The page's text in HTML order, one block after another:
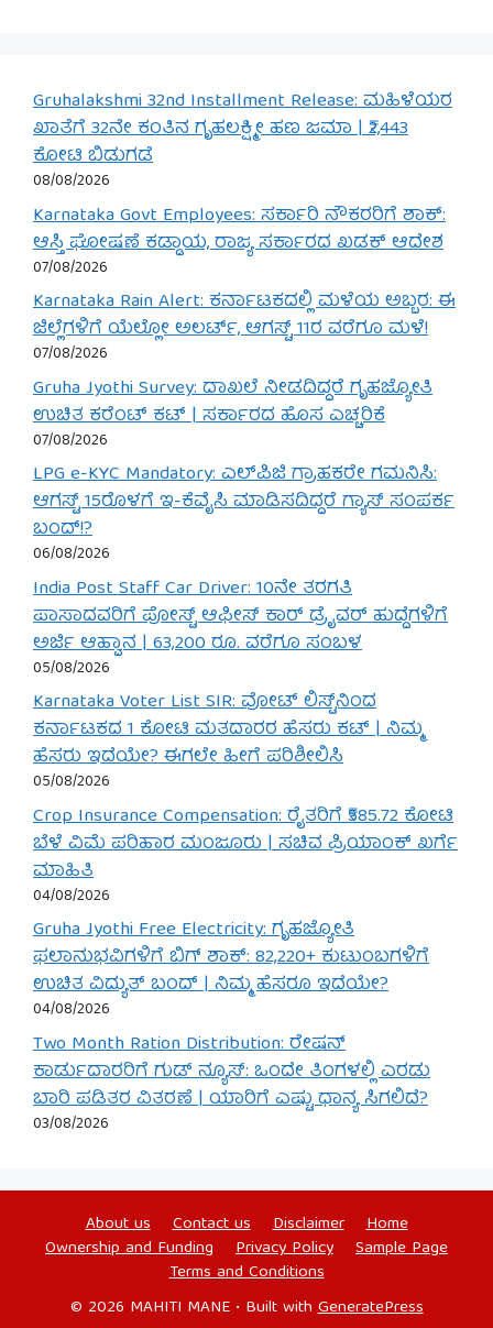
Gruhalakshmi 32nd Installment Release: ಮಹಿಳೆಯರ
ಖಾತೆಗೆ 32ನೇ ಕಂತಿನ ಗೃಹಲಕ್ಷ್ಮೀ ಹಣ ಜಮಾ | ₹2,443
ಕೋಟಿ ಬಿಡುಗಡೆ
08/08/2026
Karnataka Govt Employees: ಸರ್ಕಾರಿ ನೌಕರರಿಗೆ ಶಾಕ್:
ಆಸ್ತಿ ಘೋಷಣೆ ಕಡ್ಡಾಯ, ರಾಜ್ಯ ಸರ್ಕಾರದ ಖಡಕ್ ಆದೇಶ
07/08/2026
Karnataka Rain Alert: ಕರ್ನಾಟಕದಲ್ಲಿ ಮಳೆಯ ಅಬ್ಬರ: ಈ
ಜಿಲ್ಲೆಗಳಿಗೆ ಯೆಲ್ಲೋ ಅಲರ್ಟ್, ಆಗಸ್ಟ್ 11ರ ವರೆಗೂ ಮಳೆ!
07/08/2026
Gruha Jyothi Survey: ದಾಖಲೆ ನೀಡದಿದ್ದರೆ ಗೃಹಜ್ಯೋತಿ
ಉಚಿತ ಕರೆಂಟ್ ಕಟ್ | ಸರ್ಕಾರದ ಹೊಸ ಎಚ್ಚರಿಕೆ
07/08/2026
LPG e-KYC Mandatory: ಎಲ್‌ಪಿಜಿ ಗ್ರಾಹಕರೇ ಗಮನಿಸಿ:
ಆಗಸ್ಟ್ 15ರೊಳಗೆ ಇ-ಕೆವೈಸಿ ಮಾಡಿಸದಿದ್ದರೆ ಗ್ಯಾಸ್ ಸಂಪರ್ಕ
ಬಂದ್!?
06/08/2026
India Post Staff Car Driver: 10ನೇ ತರಗತಿ
ಪಾಸಾದವರಿಗೆ ಪೋಸ್ಟ್ ಆಫೀಸ್ ಕಾರ್ ಡ್ರೈವರ್ ಹುದ್ದೆಗಳಿಗೆ
ಅರ್ಜಿ ಆಹ್ವಾನ | 63,200 ರೂ. ವರೆಗೂ ಸಂಬಳ
05/08/2026
Karnataka Voter List SIR: ವೋಟ್ ಲಿಸ್ಟ್‌ನಿಂದ
ಕರ್ನಾಟಕದ 1 ಕೋಟಿ ಮತದಾರರ ಹೆಸರು ಕಟ್ | ನಿಮ್ಮ
ಹೆಸರು ಇದೆಯೇ? ಈಗಲೇ ಹೀಗೆ ಪರಿಶೀಲಿಸಿ
05/08/2026
Crop Insurance Compensation: ರೈತರಿಗೆ ₹585.72 ಕೋಟಿ
ಬೆಳೆ ವಿಮೆ ಪರಿಹಾರ ಮಂಜೂರು | ಸಚಿವ ಪ್ರಿಯಾಂಕ್ ಖರ್ಗೆ
ಮಾಹಿತಿ
04/08/2026
Gruha Jyothi Free Electricity: ಗೃಹಜ್ಯೋತಿ
ಫಲಾನುಭವಿಗಳಿಗೆ ಬಿಗ್ ಶಾಕ್: 82,220+ ಕುಟುಂಬಗಳಿಗೆ
ಉಚಿತ ವಿದ್ಯುತ್ ಬಂದ್ | ನಿಮ್ಮ ಹೆಸರೂ ಇದೆಯೇ?
04/08/2026
Two Month Ration Distribution: ರೇಷನ್
ಕಾರ್ಡುದಾರರಿಗೆ ಗುಡ್ ನ್ಯೂಸ್: ಒಂದೇ ತಿಂಗಳಲ್ಲಿ ಎರಡು
ಬಾರಿ ಪಡಿತರ ವಿತರಣೆ | ಯಾರಿಗೆ ಎಷ್ಟು ಧಾನ್ಯ ಸಿಗಲಿದೆ?
03/08/2026
About us Contact us Disclaimer
Home
Ownership and Funding
Privacy Policy
Sample Page
Terms and Conditions
© 2026 MAHITI MANE• Built withGeneratePress